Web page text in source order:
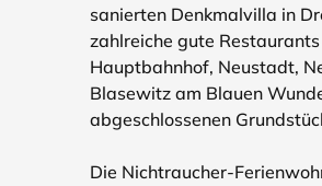
sanierten Denkmalvilla in
zahlreiche gute
Hauptbahnhof, Neustadt,
Blasewitz am Blauen
abgeschlossenen
Die Nichtraucher-